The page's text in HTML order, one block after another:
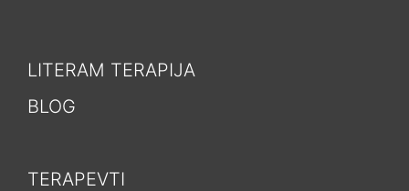
LITERAM TERAPIJA
BLOG
TERAPEVTI